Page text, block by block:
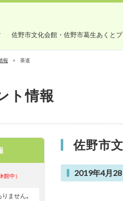
佐野市文化会館・佐野市葛生あくと
報 茶道
ト情報
佐野市
2019年4月
館中）
ません｡